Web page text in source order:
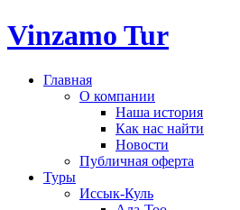
Vinzamo Tur
Главная
О компании
Наша история
Как нас найти
Новости
Публичная оферта
Туры
Иссык-Куль